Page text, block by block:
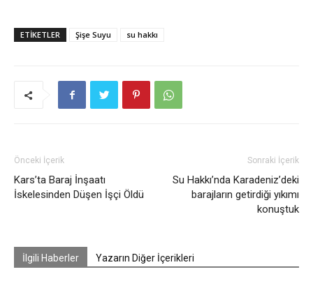
ETIKETLER Şişe Suyu su hakkı
Önceki İçerik
Kars’ta Baraj İnşaatı
İskelesinden Düşen İşçi Öldü
Sonraki İçerik
Su Hakkı’nda Karadeniz’deki
barajların getirdiği yıkımı
konuştuk
İlgili Haberler Yazarın Diğer İçerikleri